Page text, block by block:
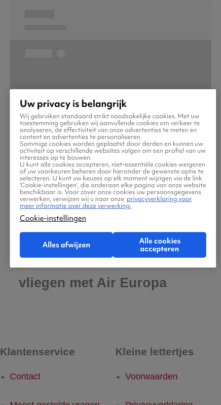
vliegen met Air Europa
Klantenservice
Contact
Kleine lettertjes
Voorwaarden
Uw privacy is belangrijk
Wij gebruiken standaard strikt noodzakelijke cookies. Met uw
toestemming gebruiken wij aanvullende cookies om verkeer te
analyseren, de effectiviteit van onze advertenties te meten en
content en advertenties te personaliseren.
Sommige cookies worden geplaatst door derden en kunnen uw
activiteit op verschillende websites volgen om een profiel van uw
interesses op te bouwen.
U kunt alle cookies accepteren, niet-essentiële cookies weigeren
of uw voorkeuren beheren door hieronder de gewenste optie te
selecteren. U kunt uw keuzes op elk moment wijzigen via de link
‘Cookie-instellingen’, die onderaan elke pagina van onze website
beschikbaar is. Voor zover onze cookies uw persoonsgegevens
verwerken, verwijzen wij u naar onze privacyverklaring voor
meer informatie over deze verwerking.
Cookie-instellingen
Alles afwijzen
Alle cookies
accepteren